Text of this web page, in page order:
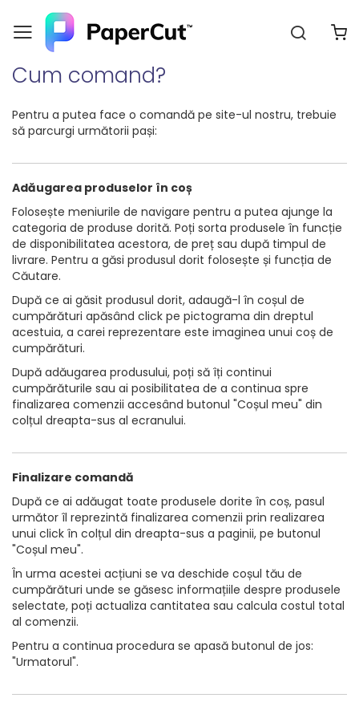
Navigați
Conținut
Cum comand?
Pentru a putea face o comandă pe site-ul nostru, trebuie
să parcurgi următorii pași:
Adăugarea produselor în coș
Folosește meniurile de navigare pentru a putea ajunge la
categoria de produse dorită. Poți sorta produsele în funcție
de disponibilitatea acestora, de preț sau după timpul de
livrare. Pentru a găsi produsul dorit folosește și funcția de
Căutare.
După ce ai găsit produsul dorit, adaugă-l în coșul de
cumpărături apăsând click pe pictograma din dreptul
acestuia, a carei reprezentare este imaginea unui coș de
cumpărături.
După adăugarea produsului, poți să îți continui
cumpărăturile sau ai posibilitatea de a continua spre
finalizarea comenzii accesând butonul "Coșul meu" din
colțul dreapta-sus al ecranului.
Finalizare comandă
După ce ai adăugat toate produsele dorite în coș, pasul
următor îl reprezintă finalizarea comenzii prin realizarea
unui click în colțul din dreapta-sus a paginii, pe butonul
"Coșul meu".
În urma acestei acțiuni se va deschide coșul tău de
cumpărături unde se găsesc informațiile despre produsele
selectate, poți actualiza cantitatea sau calcula costul total
al comenzii.
Pentru a continua procedura se apasă butonul de jos:
"Urmatorul".